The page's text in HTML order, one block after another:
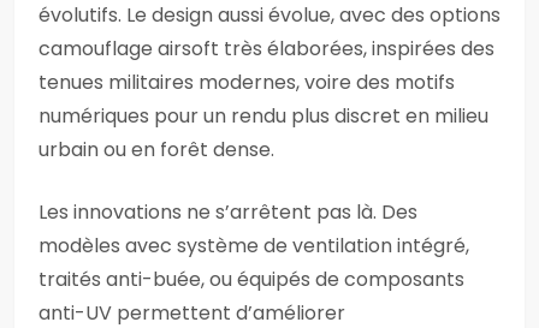
évolutifs. Le design aussi évolue, avec des options
camouflage airsoft très élaborées, inspirées des
tenues militaires modernes, voire des motifs
numériques pour un rendu plus discret en milieu
urbain ou en forêt dense.
Les innovations ne s’arrêtent pas là. Des
modèles avec système de ventilation intégré,
traités anti-buée, ou équipés de composants
anti-UV permettent d’améliorer